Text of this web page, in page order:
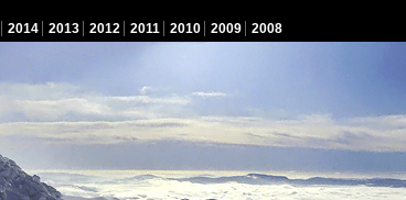
2014 2013 2012 2011 2010 2009 2008